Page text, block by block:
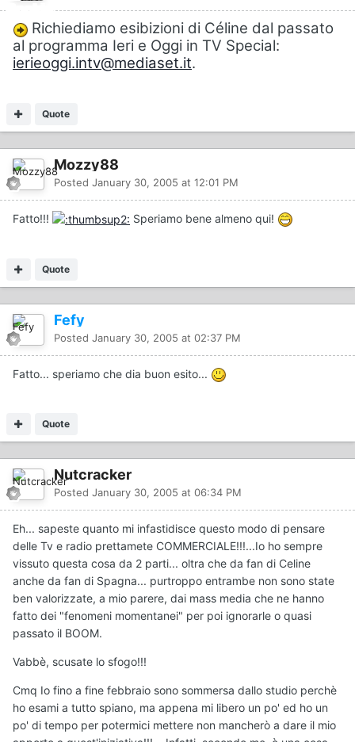
Richiediamo esibizioni di Céline dal passato
al programma Ieri e Oggi in TV Special:
ierieoggi.intv@mediaset.it.
Quote
Mozzy88
Posted January 30, 2005 at 12:01 PM
Fatto!!! Speriamo bene almeno qui!
Quote
Fefy
Posted January 30, 2005 at 02:37 PM
Fatto... speriamo che dia buon esito...
Quote
Nutcracker
Posted January 30, 2005 at 06:34 PM
Eh... sapeste quanto mi infastidisce questo modo di pensare
delle Tv e radio prettamete COMMERCIALE!!!...Io ho sempre
vissuto questa cosa da 2 parti... oltra che da fan di Celine
anche da fan di Spagna... purtroppo entrambe non sono state
ben valorizzate, a mio parere, dai mass media che ne hanno
fatto dei "fenomeni momentanei" per poi ignorarle o quasi
passato il BOOM.
Vabbè, scusate lo sfogo!!!
Cmq Io fino a fine febbraio sono sommersa dallo studio perchè
ho esami a tutto spiano, ma appena mi libero un po' ed ho un
po' di tempo per potermici mettere non mancherò a dare il mio